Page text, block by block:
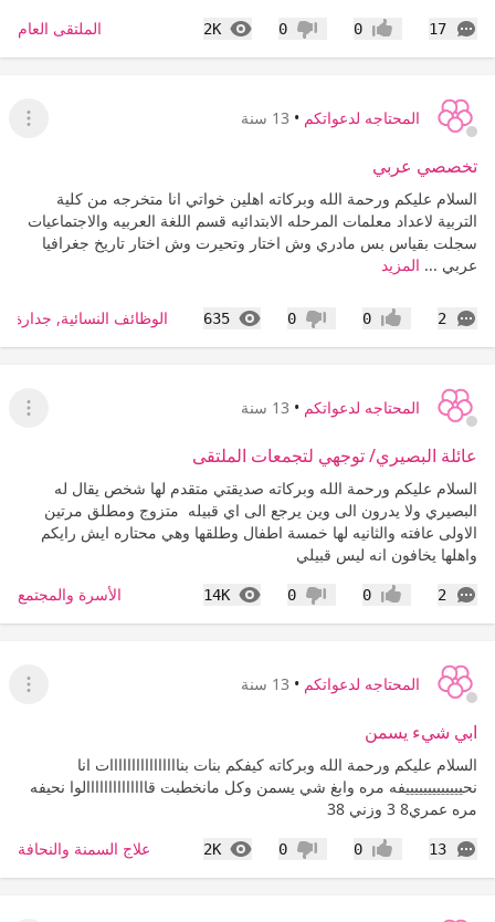
17
التعليقات إعجاب0 عدم إعجاب
0
2K
المشاهدات الملتقى العام
المحتاجه لدعواتكم • 13 سنة
عرض
تخصصي عربي
السلام عليكم ورحمة الله وبركاته اهلين خواتي انا متخرجه من كلية
التربية لاعداد معلمات المرحله الابتدائيه قسم اللغة العربيه والاجتماعيات
سجلت بقياس بس مادري وش اختار وتحيرت وش اختار تاريخ جغرافيا
عربي ... المزيد
2
التعليقات إعجاب0 عدم إعجاب
0
635
المشاهدات الوظائف النسائية,
المحتاجه لدعواتكم • 13 سنة
عرض
عائلة البصيري/ توجهي لتجمعات الملتقى
السلام عليكم ورحمة الله وبركاته صديقتي متقدم لها شخص يقال له
البصيري ولا يدرون الى وين يرجع الى اي قبيله متزوج ومطلق مرتين
الاولى عافته والثانيه لها خمسة اطفال وطلقها وهي محتاره ايش رايكم
واهلها يخافون انه ليس قبيلي
2
التعليقات إعجاب0 عدم إعجاب
0
14K
المشاهدات الأسرة والمجتمع
المحتاجه لدعواتكم • 13 سنة
عرض
ابي شيء يسمن
السلام عليكم ورحمة الله وبركاته كيفكم بنات بناااااااااااااااات انا
نحيييييييييييييفه مره وابغ شي يسمن وكل مانخطبت قاااااااااااااالوا نحيفه
مره عمري8 3 وزني 38
13
التعليقات إعجاب0 عدم إعجاب
0
2K
المشاهدات علاج السمنة والنحافة